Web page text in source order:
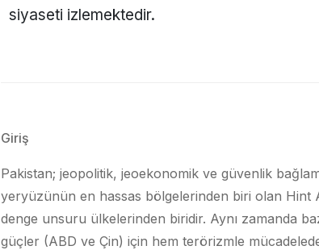
siyaseti izlemektedir.
Giriş
Pakistan; jeopolitik, jeoekonomik ve güvenlik
yeryüzünün en hassas bölgelerinden biri olan Hint
denge unsuru ülkelerinden biridir. Aynı zamanda
güçler (ABD ve Çin) için hem terörizmle